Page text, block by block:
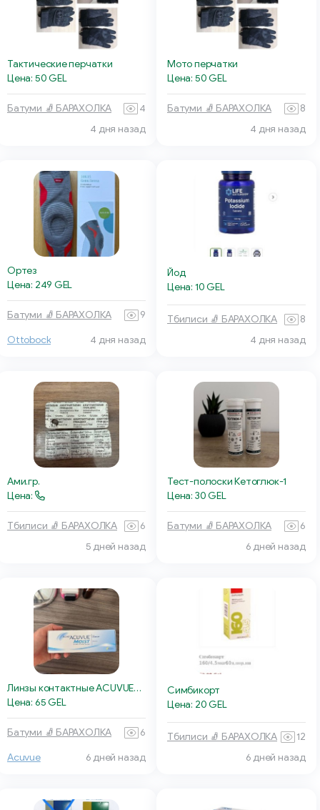
Тактические перчатки
Цена: 50 GEL
Батуми 🧦 БАРАХОЛКА
4
4 дня назад
Мото перчатки
Цена: 50 GEL
Батуми 🧦 БАРАХОЛКА
8
4 дня назад
Ортез
Цена: 249 GEL
Батуми 🧦 БАРАХОЛКА 9
Ottobock 4 дня назад
Йод
Цена: 10 GEL
Тбилиси 🧦 БАРАХОЛКА
8
4 дня назад
Ами.гр.
Цена:
Тбилиси 🧦 БАРАХОЛКА
6
5 дней назад
Тест-полоски Кетоглюк-1
Цена: 30 GEL
Батуми 🧦 БАРАХОЛКА
6
6 дней назад
Линзы контактные ACUVUE® MOIST
Цена: 65 GEL
Батуми 🧦 БАРАХОЛКА 6
Acuvue 6 дней назад
Симбикорт
Цена: 20 GEL
Тбилиси 🧦 БАРАХОЛКА
12
6 дней назад